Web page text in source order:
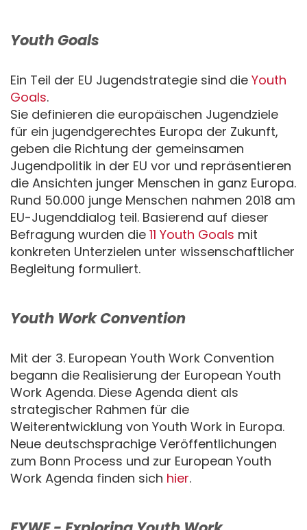
Youth Goals
Ein Teil der EU Jugendstrategie sind die Youth
Goals.
Sie definieren die europäischen Jugendziele
für ein jugendgerechtes Europa der Zukunft,
geben die Richtung der gemeinsamen
Jugendpolitik in der EU vor und repräsentieren
die Ansichten junger Menschen in ganz Europa.
Rund 50.000 junge Menschen nahmen 2018 am
EU-Jugenddialog teil. Basierend auf dieser
Befragung wurden die 11 Youth Goals mit
konkreten Unterzielen unter wissenschaftlicher
Begleitung formuliert.
Youth Work Convention
Mit der 3. European Youth Work Convention
begann die Realisierung der European Youth
Work Agenda. Diese Agenda dient als
strategischer Rahmen für die
Weiterentwicklung von Youth Work in Europa.
Neue deutschsprachige Veröffentlichungen
zum Bonn Process und zur European Youth
Work Agenda finden sich hier.